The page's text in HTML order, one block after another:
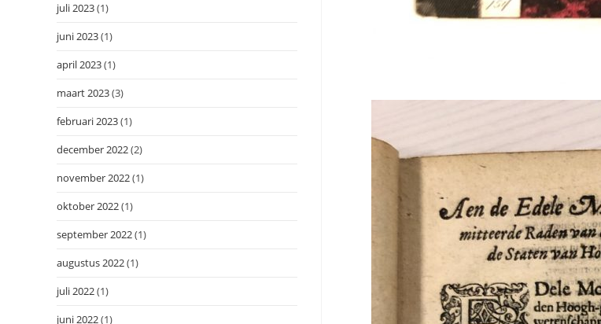
juli 2023(1)
juni 2023(1)
april 2023(1)
maart 2023(3)
februari 2023(1)
december 2022(2)
november 2022(1)
oktober 2022(1)
september 2022(1)
augustus 2022(1)
juli 2022(1)
juni 2022(1)